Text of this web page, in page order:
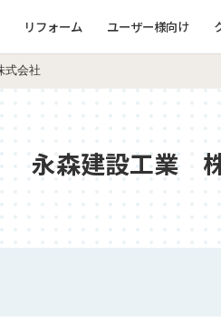
リフォーム ユーザー様向け
会社
永森建設工業